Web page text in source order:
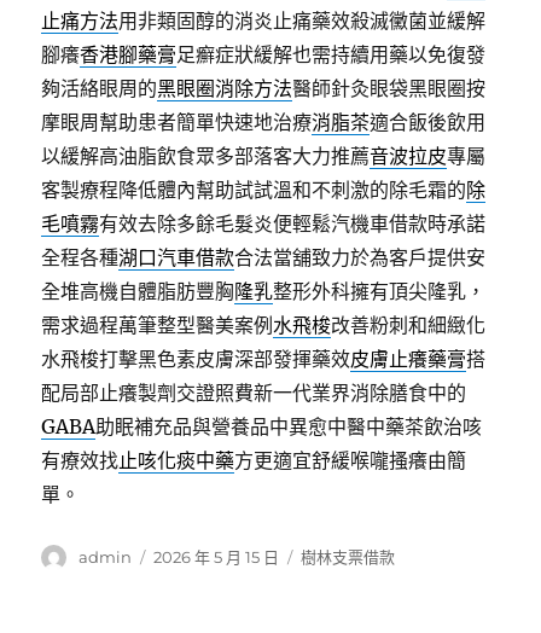
止痛方法用非類固醇的消炎止痛藥效殺滅黴菌並緩解
腳癢香港腳藥膏足癬症狀緩解也需持續用藥以免復發
夠活絡眼周的黑眼圈消除方法醫師針灸眼袋黑眼圈按
摩眼周幫助患者簡單快速地治療消脂茶適合飯後飲用
以緩解高油脂飲食眾多部落客大力推薦音波拉皮專屬
客製療程降低體內幫助試試溫和不刺激的除毛霜的除
毛噴霧有效去除多餘毛髮炎便輕鬆汽機車借款時承諾
全程各種湖口汽車借款合法當舖致力於為客戶提供安
全堆高機自體脂肪豐胸隆乳整形外科擁有頂尖隆乳，
需求過程萬筆整型醫美案例水飛梭改善粉刺和細緻化
水飛梭打擊黑色素皮膚深部發揮藥效皮膚止癢藥膏搭
配局部止癢製劑交證照費新一代業界消除膳食中的
GABA助眠補充品與營養品中異愈中醫中藥茶飲治咳
有療效找止咳化痰中藥方更適宜舒緩喉嚨搔癢由簡
單。
作
admin
發
2026 年 5 月 15 日
分
樹林支票借款